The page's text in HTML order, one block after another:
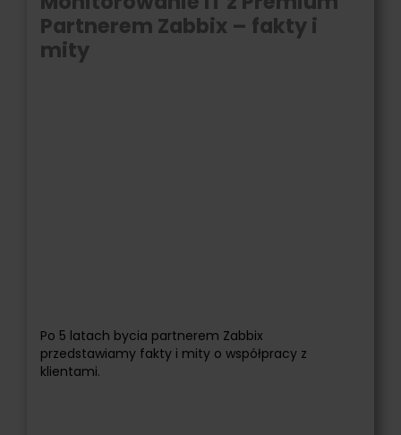
Partnerem Zabbix – fakty i
mity
Po 5 latach bycia partnerem Zabbix
przedstawiamy fakty i mity o współpracy z
klientami.